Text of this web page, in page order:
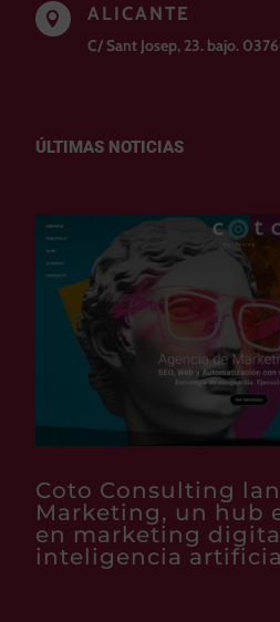
 ALICANTE
C/ Sant Josep, 23. bajo.
ÚLTIMAS NOTICIAS
Coto Consulting
Marketing, un hub
en marketing
inteligencia